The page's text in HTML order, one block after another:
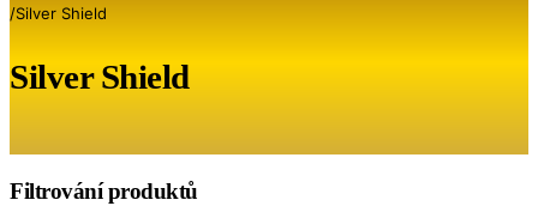
/Silver Shield
Silver Shield
Filtrování produktů